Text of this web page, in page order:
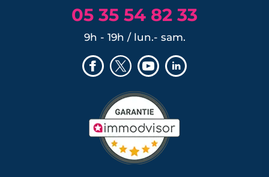
05 35 54 82 33
9h - 19h / lun.- sam.